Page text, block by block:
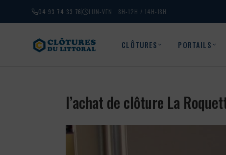
04 93 74 33 76 LUN-VEN · 8H-12H / 14H-18H
CLÔTURES PORTAILS
l’achat de clôture La